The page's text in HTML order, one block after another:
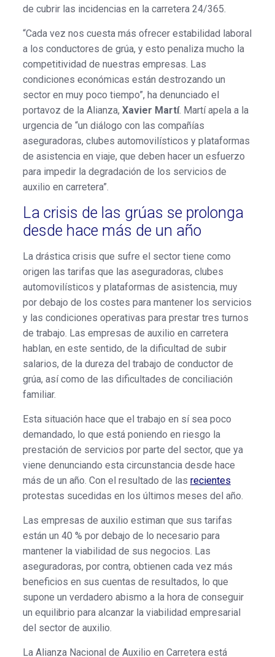
de cubrir las incidencias en la carretera 24/365.
“Cada vez nos cuesta más ofrecer estabilidad laboral
a los conductores de grúa, y esto penaliza mucho la
competitividad de nuestras empresas. Las
condiciones económicas están destrozando un
sector en muy poco tiempo”, ha denunciado el
portavoz de la Alianza, Xavier Martí. Martí apela a la
urgencia de “un diálogo con las compañías
aseguradoras, clubes automovilísticos y plataformas
de asistencia en viaje, que deben hacer un esfuerzo
para impedir la degradación de los servicios de
auxilio en carretera”.
La crisis de las grúas se prolonga
desde hace más de un año
La drástica crisis que sufre el sector tiene como
origen las tarifas que las aseguradoras, clubes
automovilísticos y plataformas de asistencia, muy
por debajo de los costes para mantener los servicios
y las condiciones operativas para prestar tres turnos
de trabajo. Las empresas de auxilio en carretera
hablan, en este sentido, de la dificultad de subir
salarios, de la dureza del trabajo de conductor de
grúa, así como de las dificultades de conciliación
familiar.
Esta situación hace que el trabajo en sí sea poco
demandado, lo que está poniendo en riesgo la
prestación de servicios por parte del sector, que ya
viene denunciando esta circunstancia desde hace
más de un año. Con el resultado de las recientes
protestas sucedidas en los últimos meses del año.
Las empresas de auxilio estiman que sus tarifas
están un 40 % por debajo de lo necesario para
mantener la viabilidad de sus negocios. Las
aseguradoras, por contra, obtienen cada vez más
beneficios en sus cuentas de resultados, lo que
supone un verdadero abismo a la hora de conseguir
un equilibrio para alcanzar la viabilidad empresarial
del sector de auxilio.
La Alianza Nacional de Auxilio en Carretera está